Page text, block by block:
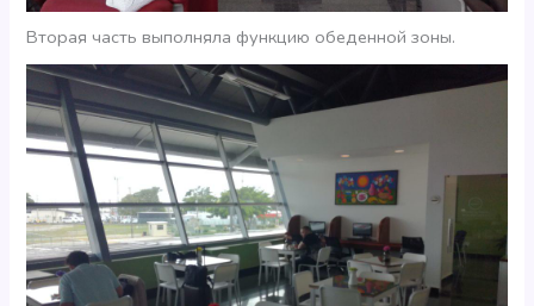
Вторая часть выполняла функцию обеденной зоны.